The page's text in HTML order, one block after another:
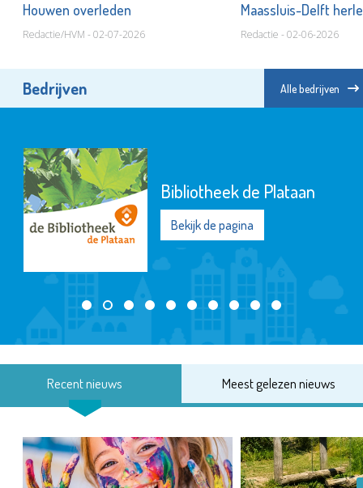
Houwen overleden
Redactie/HVM - 02-07-2026
Maassluis-Delft
Redactie - 02-06-2026
Bedrijven Alle bedrijven
Bibliotheek de Plataan
Bekijk de pagina
Recent nieuws Meest gelezen nieuws